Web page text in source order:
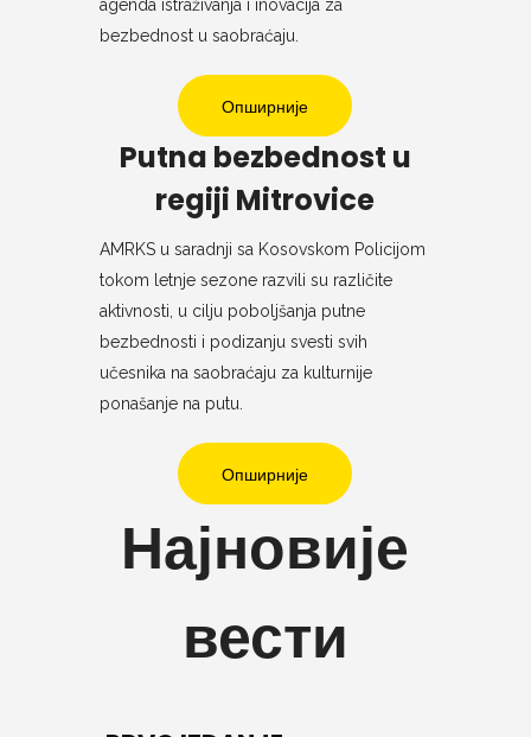
agenda istraživanja i inovacija za
bezbednost u saobraćaju.
Опширније
Putna bezbednost u
regiji Mitrovice
AMRKS u saradnji sa Kosovskom Policijom
tokom letnje sezone razvili su različite
aktivnosti, u cilju poboljšanja putne
bezbednosti i podizanju svesti svih
učesnika na saobraćaju za kulturnije
ponašanje na putu.
Опширније
Најновије
вести